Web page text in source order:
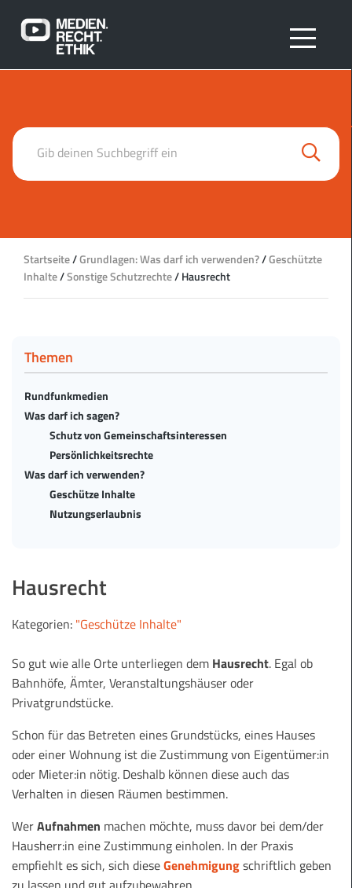
Search
Gib deinen Suchbegriff ein
Startseite/Grundlagen: Was darf ich verwenden?/Geschützte
Inhalte/Sonstige Schutzrechte/Hausrecht
Themen
Rundfunkmedien
Was darf ich sagen?
Schutz von Gemeinschaftsinteressen
Persönlichkeitsrechte
Was darf ich verwenden?
Geschütze Inhalte
Nutzungserlaubnis
Hausrecht
Kategorien: "Geschütze Inhalte"
So gut wie alle Orte unterliegen dem Hausrecht. Egal ob
Bahnhöfe, Ämter, Veranstaltungshäuser oder
Privatgrundstücke.
Schon für das Betreten eines Grundstücks, eines Hauses
oder einer Wohnung ist die Zustimmung von Eigentümer:in
oder Mieter:in nötig. Deshalb können diese auch das
Verhalten in diesen Räumen bestimmen.
WerAufnahmen machen möchte, muss davor bei dem/der
Hausherr:in eine Zustimmung einholen. In der Praxis
empfiehlt es sich, sich dieseGenehmigungschriftlich geben